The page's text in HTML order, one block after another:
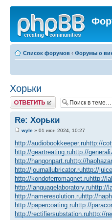
Список форумов ‹ Форумы о
Хорьки
Ответить
Re: Хорьки
wyle » 01 июн 2024, 10:27
http://audiobookkeeper.ruhttp://
http://geartreating.ruhttp://
http://hangonpart.ruhttp://
http://journallubricator.ruhttp://
http://kondoferromagnet.ruhttp://
http://languagelaboratory.ruhttp://
http://nameresolution.ruhttp://
http://papercoating.ruhttp://
http://rectifiersubstation.ruhttp://